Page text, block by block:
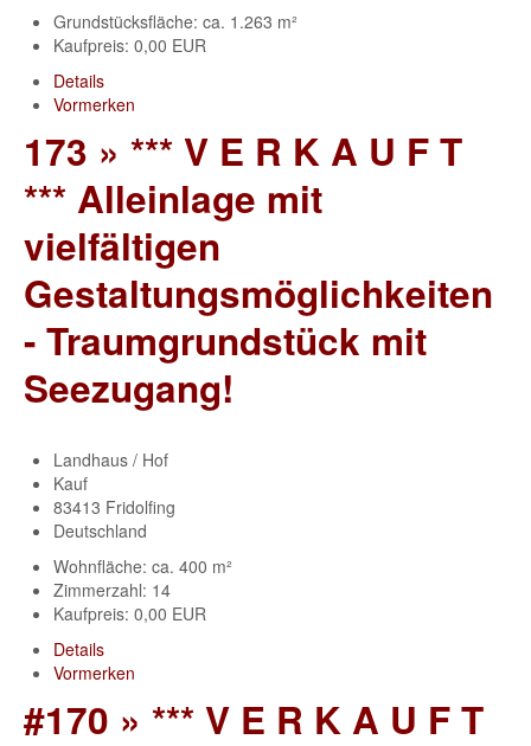
Grundstücksfläche: ca. 1.263 m²
Kaufpreis: 0,00 EUR
Details
Vormerken
173 » *** V E R K A U F T
*** Alleinlage mit
vielfältigen
Gestaltungsmöglichkeiten
- Traumgrundstück mit
Seezugang!
Landhaus / Hof
Kauf
83413 Fridolfing
Deutschland
Wohnfläche: ca. 400 m²
Zimmerzahl: 14
Kaufpreis: 0,00 EUR
Details
Vormerken
#170 » *** V E R K A U F T